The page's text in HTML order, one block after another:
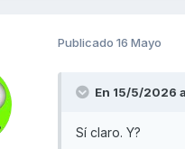
Publicado 16 Mayo
En 15/5/2026
Sí claro. Y?